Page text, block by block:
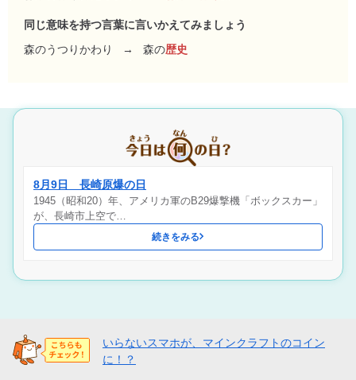
同じ意味を持つ言葉に言いかえてみましょう
森のうつりかわり
→ 森の歴史
8月9日 長崎原爆の日
1945（昭和20）年、アメリカ軍のB29爆撃機「ボックスカー」
が、長崎市上空で…
続きをみる
いらないスマホが、マインクラフトのコイン
に！？